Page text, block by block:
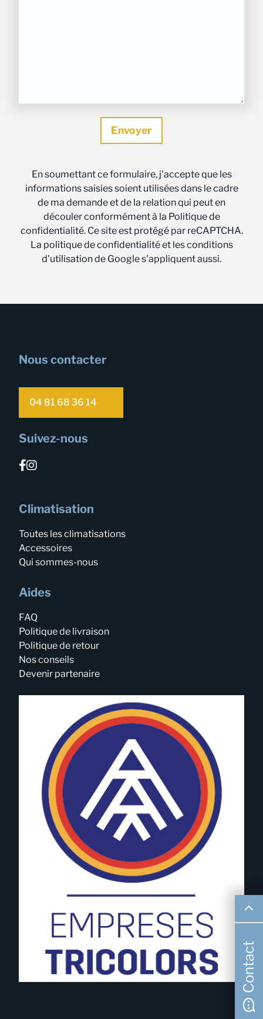
En soumettant ce formulaire, j'accepte que les
informations saisies soient utilisées dans le cadre
de ma demande et de la relation qui peut en
découler conformément à la Politique de
confidentialité. Ce site est protégé par reCAPTCHA.
La politique de confidentialité et les conditions
d'utilisation de Google s'appliquent aussi.
Nous contacter
04 81 68 36 14
Suivez-nous
Climatisation
Toutes les climatisations
Accessoires
Qui sommes-nous
Aides
FAQ
Politique de livraison
Politique de retour
Nos conseils
Devenir partenaire
Contact